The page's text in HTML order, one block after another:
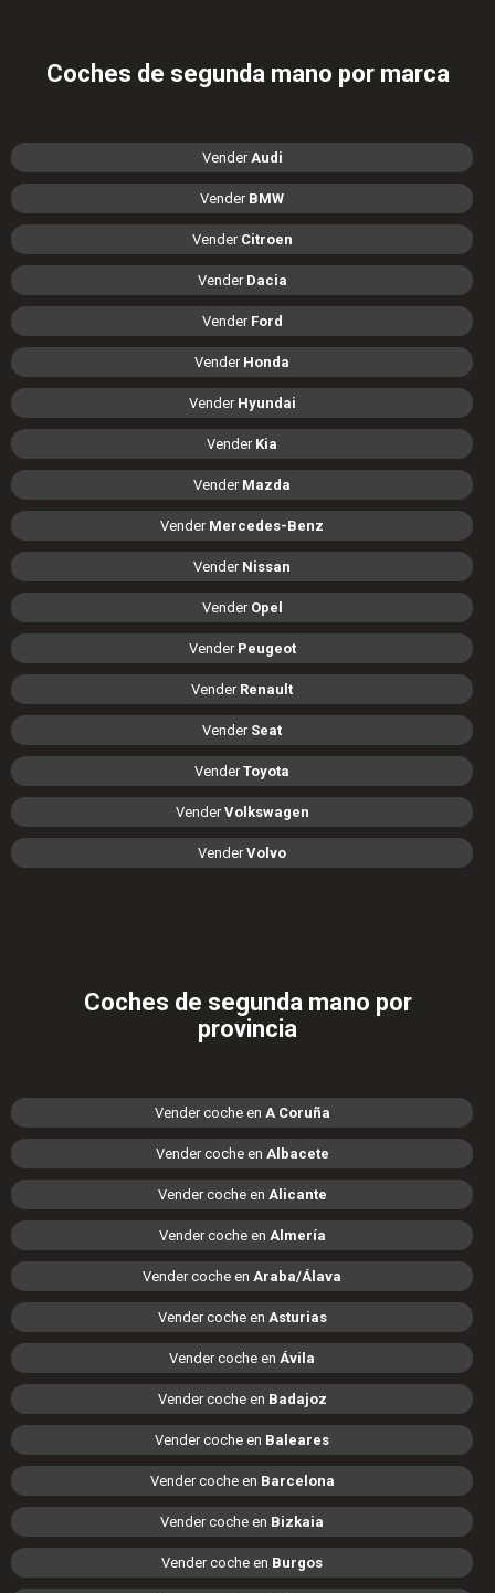
Coches de segunda mano por marca
Vender Audi
Vender BMW
Vender Citroen
Vender Dacia
Vender Ford
Vender Honda
Vender Hyundai
Vender Kia
Vender Mazda
Vender Mercedes-Benz
Vender Nissan
Vender Opel
Vender Peugeot
Vender Renault
Vender Seat
VenderToyota
VenderVolkswagen
VenderVolvo
Coches de segunda mano por
provincia
Vender coche en A Coruña
Vender coche en Albacete
Vender coche en Alicante
Vender coche en Almería
Vender coche en Araba/Álava
Vender coche en Asturias
Vender coche en Ávila
Vender coche en Badajoz
Vender coche en Baleares
Vender coche en Barcelona
Vender coche en Bizkaia
Vender coche en Burgos